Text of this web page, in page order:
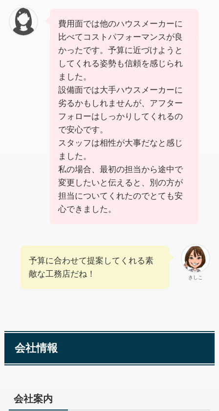
費用面では他のハウスメーカーに
比べてコストパフォーマンスが良
かったです。予算に近づけようと
してくれる姿勢も信頼を感じられ
ました。
設備面では大手ハウスメーカーに
劣るかもしれませんが、アフター
フォローはしっかりしてくれるの
で安心です。
スタッフは相性が大事だなと感じ
ました。
私の場合、最初の担当から途中で
変更したいと伝えると、別の方が
担当についてくれたのでとても安
心できました。
きしこ
予算に合わせて提案してくれる素
敵な工務店だね！
会社情報
会社案内